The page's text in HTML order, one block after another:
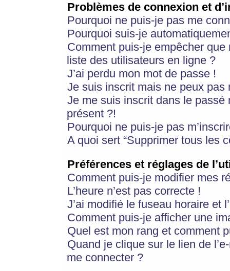
Problèmes de connexion et
Pourquoi ne puis-je pas me
Pourquoi suis-je
Comment puis-je empêcher
liste des utilisateurs en ligne ?
J’ai perdu mon mot de passe !
Je suis inscrit mais ne peux pas
Je me suis inscrit dans le
présent ?!
Pourquoi ne puis-je pas
A quoi sert “Supprimer tous les
Préférences et réglages de
Comment puis-je modifier mes
L’heure n’est pas correcte !
J’ai modifié le fuseau horaire et
Comment puis-je afficher une
Quel est mon rang et comment
Quand je clique sur le lien de
me connecter ?